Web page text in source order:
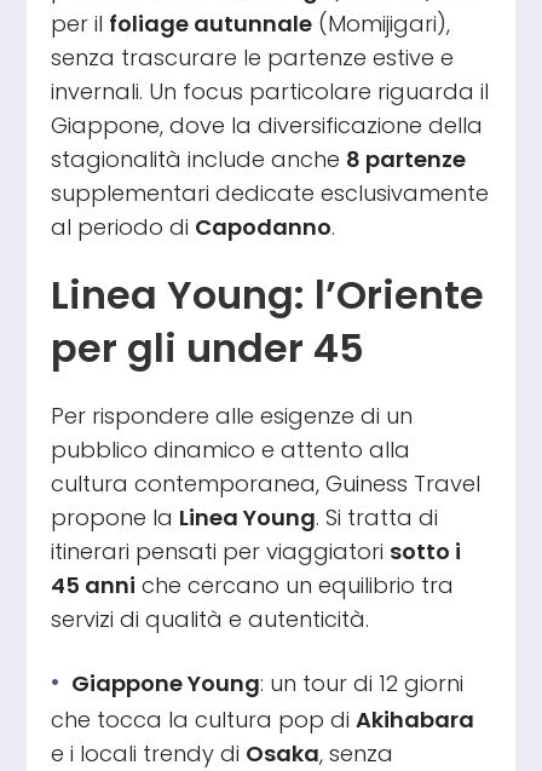
per il foliage autunnale (Momijigari),
senza trascurare le partenze estive e
invernali. Un focus particolare riguarda il
Giappone, dove la diversificazione della
stagionalità include anche 8 partenze
supplementari dedicate esclusivamente
al periodo di Capodanno.
Linea Young: l’Oriente
per gli under 45
Per rispondere alle esigenze di un
pubblico dinamico e attento alla
cultura contemporanea, Guiness Travel
propone la Linea Young. Si tratta di
itinerari pensati per viaggiatori sotto i
45 anni che cercano un equilibrio tra
servizi di qualità e autenticità.
Giappone Young: un tour di 12 giorni
che tocca la cultura pop diAkihabara
e i locali trendy di Osaka, senza